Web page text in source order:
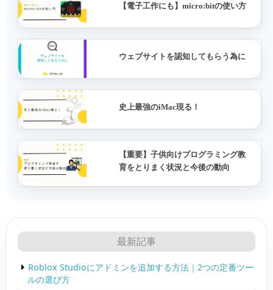
【電子工作にも】micro:bitの使い方
ウェブサイトを認知してもらう為に
史上最強のiMac現る！
【重要】子供向けプログラミング教
育をとりまく状況と今後の動向
最新記事
Roblox Studioにアドミンを追加する方法｜2つの定番ツー
ルの選び方